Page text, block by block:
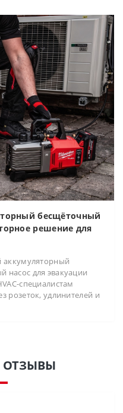
бесщёточный
решение для
аккумуляторный
для эвакуации
специалистам
розеток, удлинителей и
ОТЗЫВЫ